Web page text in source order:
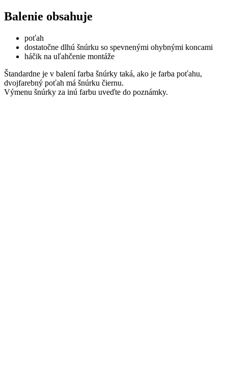
Balenie obsahuje
poťah
dostatočne dlhú šnúrku so spevnenými ohybnými koncami
háčik na uľahčenie montáže
Štandardne je v balení farba šnúrky taká, ako je farba poťahu,
dvojfarebný poťah má šnúrku čiernu.
Výmenu šnúrky za inú farbu uveďte do poznámky.